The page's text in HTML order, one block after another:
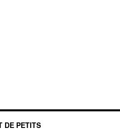
DE PETITS